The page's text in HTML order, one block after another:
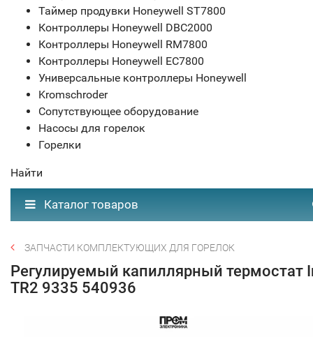
Таймер продувки Honeywell ST7800
Контроллеры Honeywell DBC2000
Контроллеры Honeywell RM7800
Контроллеры Honeywell EC7800
Универсальные контроллеры Honeywell
Kromschroder
Сопутствующее оборудование
Насосы для горелок
Горелки
Найти
Каталог товаров
ЗАПЧАСТИ КОМПЛЕКТУЮЩИХ ДЛЯ ГОРЕЛОК
Регулируемый капиллярный термостат
TR2 9335 540936